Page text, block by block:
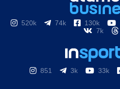
520k 74k 130k
7k
851 3k 33k